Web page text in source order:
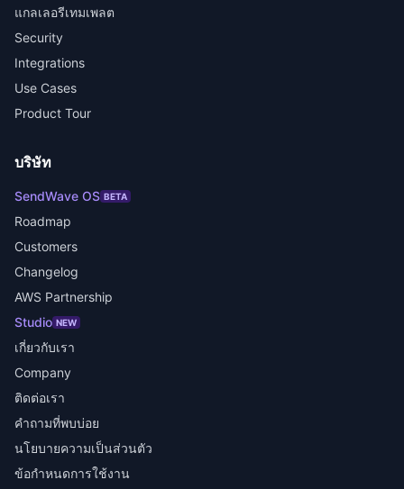
แกลเลอรีเทมเพลต
Security
Integrations
Use Cases
Product Tour
บริษัท
SendWave OS BETA
Roadmap
Customers
Changelog
AWS Partnership
Studio NEW
เกี่ยวกับเรา
Company
ติดต่อเรา
คำถามที่พบบ่อย
นโยบายความเป็นส่วนตัว
ข้อกำหนดการใช้งาน